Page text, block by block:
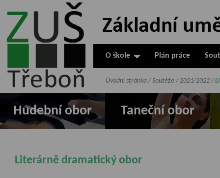
ZUŠ Třeboň -
Základní
umělecká škola
O škole Plán práce
Hudební obor Taneční obor
Úvodní stránka / Soutěže / 2021/2022 /
Literárně dramatický obor